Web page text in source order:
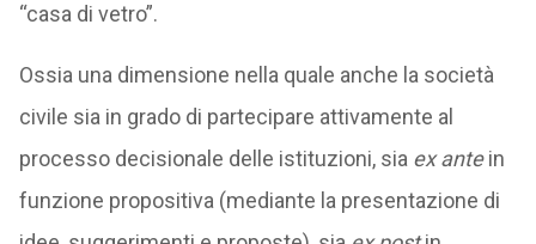
“casa di vetro”.
Ossia una dimensione nella quale anche la società
civile sia in grado di partecipare attivamente al
processo decisionale delle istituzioni, sia ex antein
funzione propositiva (mediante la presentazione di